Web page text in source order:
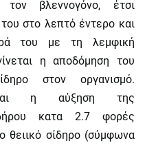
βλεννογόνο, έτσι
στο λεπτό έντερο και
του με τη λεμφική
η αποδόμηση του
στον οργανισμό.
η αύξηση της
κατα 2.7 φορές
θειικό σίδηρο (σύμφωνα